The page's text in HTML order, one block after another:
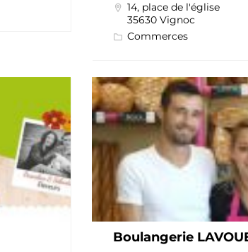
14, place de l'église
35630 Vignoc
Commerces
Boulangerie